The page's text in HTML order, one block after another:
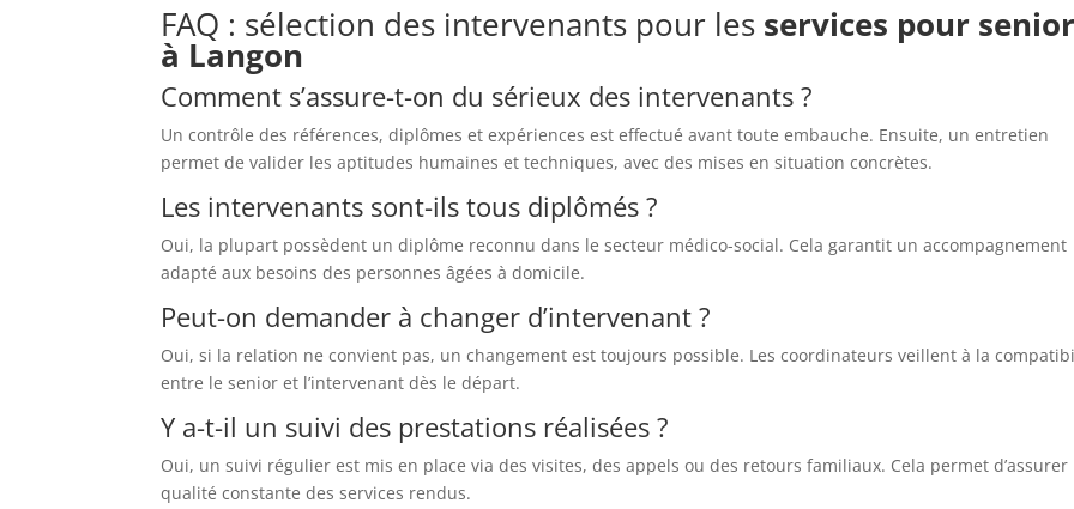
FAQ : sélection des intervenants pour les services pour
à Langon
Comment s’assure-t-on du sérieux des intervenants ?
Un contrôle des références, diplômes et expériences est effectué avant toute embauche. Ensuite, un entretien
permet de valider les aptitudes humaines et techniques, avec des mises en situation concrètes.
Les intervenants sont-ils tous diplômés ?
Oui, la plupart possèdent un diplôme reconnu dans le secteur médico-social. Cela garantit un accompagnement
adapté aux besoins des personnes âgées à domicile.
Peut-on demander à changer d’intervenant ?
Oui, si la relation ne convient pas, un changement est toujours possible. Les coordinateurs veillent à la
entre le senior et l’intervenant dès le départ.
Y a-t-il un suivi des prestations réalisées ?
Oui, un suivi régulier est mis en place via des visites, des appels ou des retours familiaux. Cela permet d’assurer
qualité constante des services rendus.